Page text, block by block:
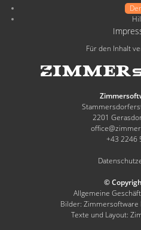
Für den Inhalt
2201
+43 2246
©
Allgemeine
Bilder: Zimmersoftware
Texte und Layout: